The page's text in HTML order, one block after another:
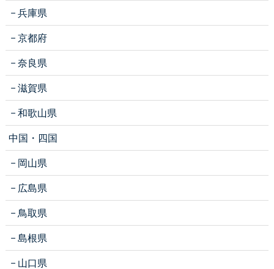
兵庫県
京都府
奈良県
滋賀県
和歌山県
中国・四国
岡山県
広島県
鳥取県
島根県
山口県